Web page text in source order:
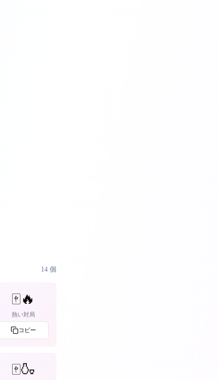
14 個
🀄🔥
熱い対局
コピー
🀄🍶